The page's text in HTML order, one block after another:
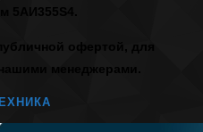
5АИ355S4
офертой, для
менеджерами.